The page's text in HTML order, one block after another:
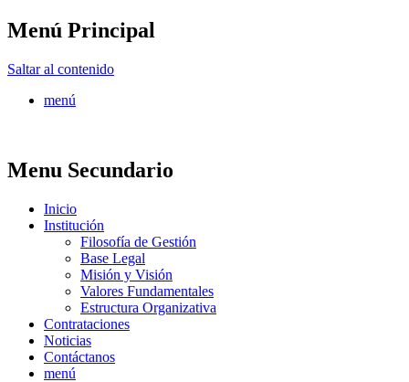
Menú Principal
Saltar al contenido
menú
Menu Secundario
Inicio
Institución
Filosofía de Gestión
Base Legal
Misión y Visión
Valores Fundamentales
Estructura Organizativa
Contrataciones
Noticias
Contáctanos
menú